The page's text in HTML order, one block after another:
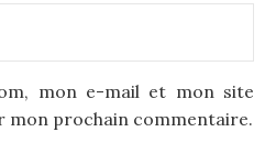
mon e-mail et mon site
mon prochain commentaire.